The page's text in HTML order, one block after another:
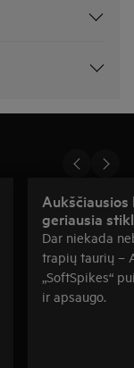
geriausia
Dar niekada
trapių taurių –
„SoftSpikes“
ir apsaugo.